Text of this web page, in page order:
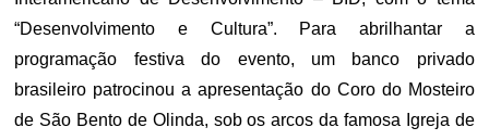
“Desenvolvimento e Cultura”. Para abrilhantar a
programação festiva do evento, um banco privado
brasileiro patrocinou a apresentação do Coro do Mosteiro
de São Bento de Olinda, sob os arcos da famosa Igreja de